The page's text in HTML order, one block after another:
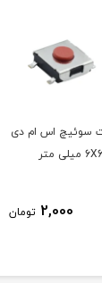
تکت سوئیچ اس ام دی
3X4X2.5 میلی متر